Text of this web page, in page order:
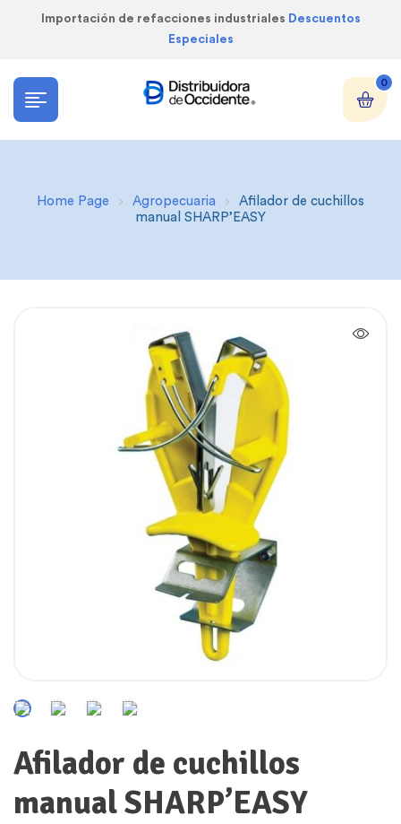
Importación de refacciones industriales Descuentos
Especiales
0
Home Page Agropecuaria
Afilador de cuchillos
manual SHARP’EASY
Afilador de cuchillos
manual SHARP’EASY